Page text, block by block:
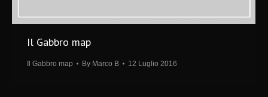
Il Gabbro map
Il Gabbro map By Marco B 12 Luglio 2016